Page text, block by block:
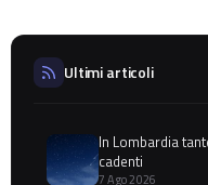
Ultimi articoli
In Lombardia
cadenti
7 Ago 2026